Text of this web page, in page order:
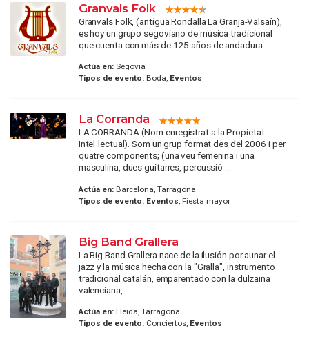
Granvals Folk
Granvals Folk, (antígua Rondalla La Granja-Valsaín),
es hoy un grupo segoviano de música tradicional
que cuenta con más de 125 años de andadura.
Actúa en:Segovia
Tipos de evento:Boda, Eventos
La Corranda
LA CORRANDA (Nom enregistrat a la Propietat
Intel·lectual). Som un grup format des del 2006 i per
quatre components; (una veu femenina i una
masculina, dues guitarres, percussió ...
Actúa en:Barcelona, Tarragona
Tipos de evento: Eventos , Fiesta mayor
Big Band Grallera
La Big Band Grallera nace de la ilusión por aunar el
jazz y la música hecha con la "Gralla", instrumento
tradicional catalán, emparentado con la dulzaina
valenciana, ...
Actúa en:Lleida, Tarragona
Tipos de evento:Conciertos, Eventos